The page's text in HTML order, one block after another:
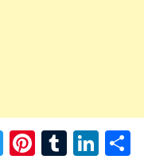
T
Pi
T
Li